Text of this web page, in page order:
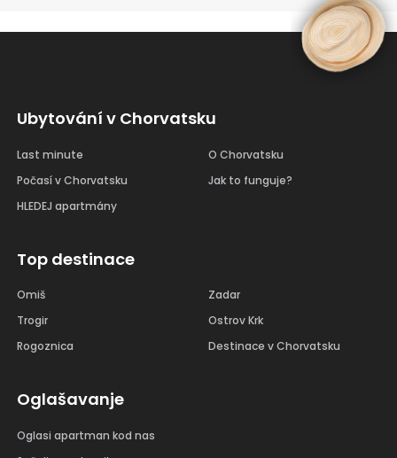
Ubytování v Chorvatsku
Last minute
Počasí v Chorvatsku
HLEDEJ apartmány
O Chorvatsku
Jak to funguje?
Top destinace
Omiš
Trogir
Rogoznica
Zadar
Ostrov Krk
Destinace v Chorvatsku
Oglašavanje
Oglasi apartman kod nas